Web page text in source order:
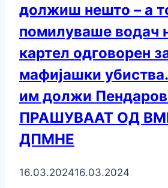
должиш нешто – а
помилуваше водач
картел одговорен
мафијашки
им должи
ПРАШУВААТ ОД
ДПМНЕ
16.03.202416.03.2024